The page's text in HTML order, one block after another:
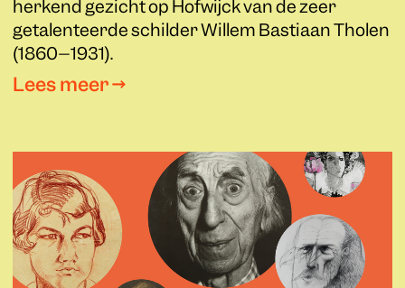
herkend gezicht op Hofwijck van de zeer
getalenteerde schilder Willem Bastiaan Tholen
(1860–1931).
Lees meer →